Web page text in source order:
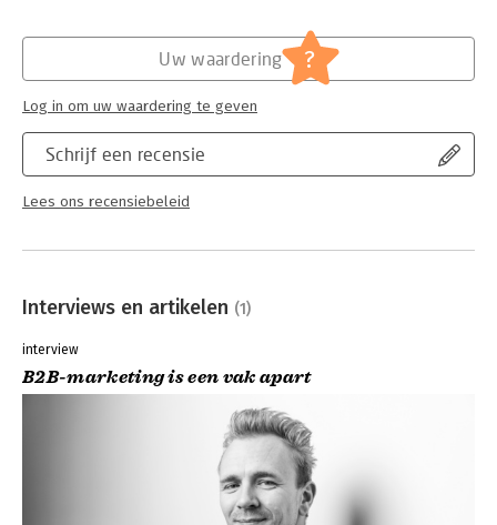
Schrijf een recensie
Lees ons recensiebeleid
Uw waardering ?
Log in om uw waardering te geven
Interviews en artikelen (1)
interview
B2B-marketing is een vak apart